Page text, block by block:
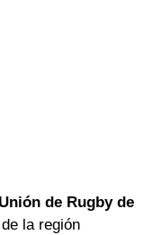
de Rugby de
la región